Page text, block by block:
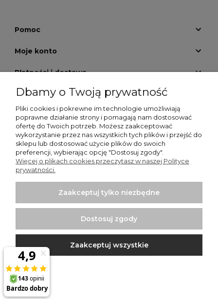
Pomoc
Moje konto
Płatności i dostawa
Informacje
O nas
GALERIA KRATEK
Włodzimierz Dziwiński Went-Dom - wentylatory
łazienkowe, wentylatory przemysłowe, kratki nierdzewne |
Punkt sprzedaży: Bartycka 26 Pawilon 29, 00-716 Warszawa |
NIP: 1250599895 | REGON: 012437058 | Email:
sklep@wentylator.co
| Telefon:663 920 780
Projekt i wykonanie:Ecommercy.pl
Dbamy o Twoją prywatność
Pliki cookies i pokrewne im technologie umożliwiają
poprawne działanie strony i pomagają nam dostosować
ofertę do Twoich potrzeb. Możesz zaakceptować
wykorzystanie przez nas wszystkich tych plików i przejść do
sklepu lub dostosować użycie plików do swoich
preferencji, wybierając opcję "Dostosuj zgody".
Więcej o plikach cookies przeczytasz w naszej Polityce
prywatności.
Zaakceptuj tylko niezbędne
Dostosuj zgody
Zaakceptuj wszystkie